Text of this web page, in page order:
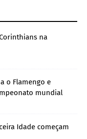
na
o Flamengo e
mundial
Idade começam